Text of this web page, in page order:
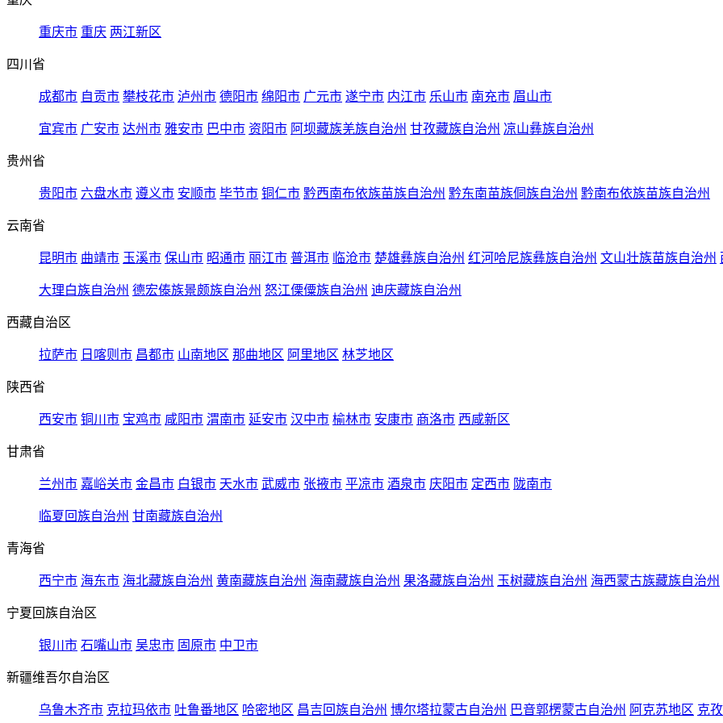
重庆市 重庆 两江新区
四川省
成都市 自贡市 攀枝花市 泸州市 德阳市 绵阳市 广元市 遂宁市 内江市 乐山市 南充市 眉山市
宜宾市 广安市 达州市 雅安市 巴中市 资阳市 阿坝藏族羌族自治州 甘孜藏族自治州 凉山彝族自治州
贵州省
贵阳市 六盘水市 遵义市 安顺市 毕节市 铜仁市 黔西南布依族苗族自治州 黔东南苗族侗族自治州 黔南布依族苗族自治州
云南省
昆明市 曲靖市 玉溪市 保山市 昭通市 丽江市 普洱市 临沧市 楚雄彝族自治州 红河哈尼族彝族自治州 文山壮族苗族自治州
大理白族自治州 德宏傣族景颇族自治州 怒江傈僳族自治州 迪庆藏族自治州
西藏自治区
拉萨市 日喀则市 昌都市 山南地区 那曲地区 阿里地区 林芝地区
陕西省
西安市 铜川市 宝鸡市 咸阳市 渭南市 延安市 汉中市 榆林市 安康市 商洛市 西咸新区
甘肃省
兰州市 嘉峪关市 金昌市 白银市 天水市 武威市 张掖市 平凉市 酒泉市 庆阳市 定西市 陇南市
临夏回族自治州 甘南藏族自治州
青海省
西宁市 海东市 海北藏族自治州 黄南藏族自治州 海南藏族自治州 果洛藏族自治州 玉树藏族自治州 海西蒙古族藏族自治州
宁夏回族自治区
银川市 石嘴山市 吴忠市 固原市 中卫市
新疆维吾尔自治区
乌鲁木齐市 克拉玛依市 吐鲁番地区 哈密地区 昌吉回族自治州 博尔塔拉蒙古自治州 巴音郭楞蒙古自治州 阿克苏地区 克